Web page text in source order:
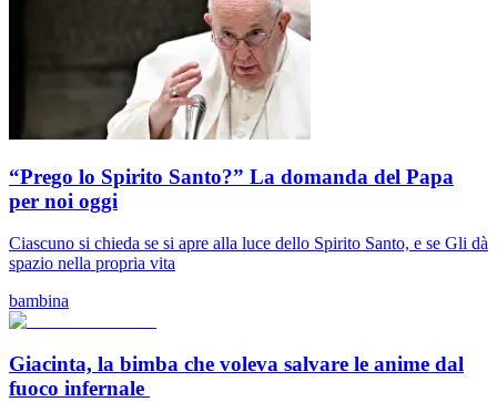
“Prego lo Spirito Santo?” La domanda del Papa
per noi oggi
Ciascuno si chieda se si apre alla luce dello Spirito Santo, e se Gli dà
spazio nella propria vita
bambina
Giacinta, la bimba che voleva salvare le anime dal
fuoco infernale